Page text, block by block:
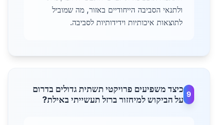
ולתנאי הסביבה הייחודיים באזור, מה שמוביל
לתוצאות איכותיות וידידותיות לסביבה.
9
כיצד משפיעים פרויקטי תשתית גדולים בדרום
על הביקוש למיחזור ברזל תעשייתי באילת?